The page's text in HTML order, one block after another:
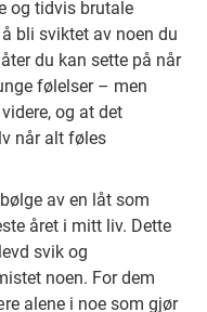
og tidvis brutale
bli sviktet av noen du
du kan sette på når
følelser – men
og at det
når alt føles
av en låt som
året i mitt liv. Dette
svik og
noen. For dem
alene i noe som gjør